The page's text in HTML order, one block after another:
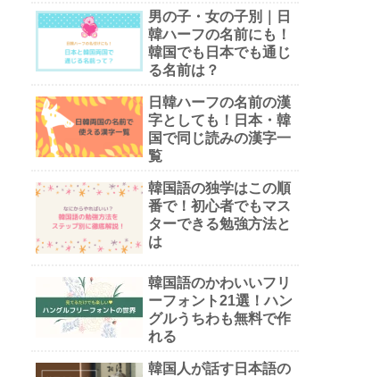
男の子・女の子別｜日
韓ハーフの名前にも！
韓国でも日本でも通じ
る名前は？
日韓ハーフの名前の漢
字としても！日本・韓
国で同じ読みの漢字一
覧
韓国語の独学はこの順
番で！初心者でもマス
ターできる勉強方法と
は
韓国語のかわいいフリ
ーフォント21選！ハン
グルうちわも無料で作
れる
韓国人が話す日本語の